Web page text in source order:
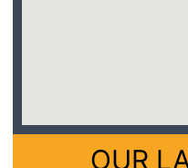
OUR